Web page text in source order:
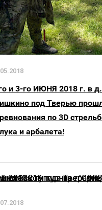
и 3-го ИЮНЯ 2018 г. в д.
под Тверью
по 3D
и арбалета!